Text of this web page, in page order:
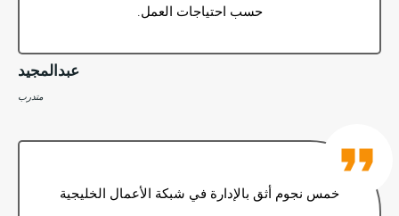
حسب احتياجات العمل.
عبدالمجيد
متدرب
خمس نجوم أثق بالإدارة في شبكة الأعمال الخليجية